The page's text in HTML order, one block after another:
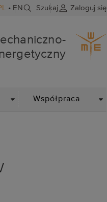
• EN Szukaj Zaloguj się
Współpraca